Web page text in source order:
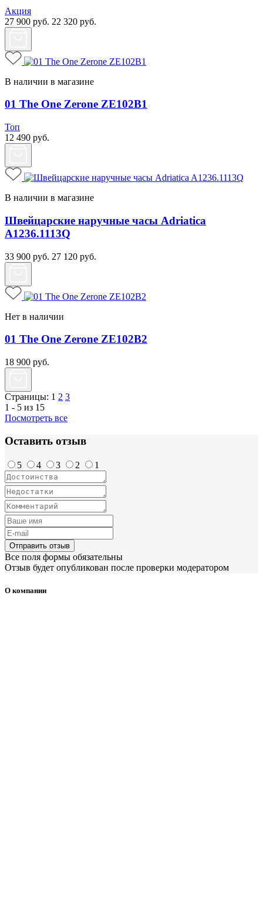
Акция
27 900 руб. 22 320 руб.
В наличии в магазине
01 The One Zerone ZE102B1
Топ
12 490 руб.
В наличии в магазине
Швейцарские наручные часы Adriatica
A1236.1113Q
33 900 руб. 27 120 руб.
Нет в наличии
01 The One Zerone ZE102B2
18 900 руб.
Страницы: 1 2 3
1 - 5 из 15
Посмотреть все
Оставить отзыв
5 4 3 2 1
Отправить отзыв
Все поля формы обязательны
Отзыв будет опубликован после проверки модератором
О компании